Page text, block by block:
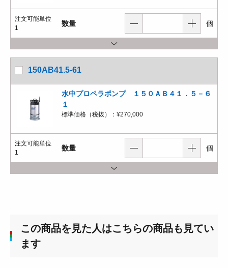
注文可能単位
1
数量 個
150AB41.5-61
水中プロペラポンプ １５０ＡＢ４１．５－６
１
標準価格（税抜）： ¥270,000
注文可能単位
1
数量 個
この商品を見た人はこちらの商品も見てい
ます